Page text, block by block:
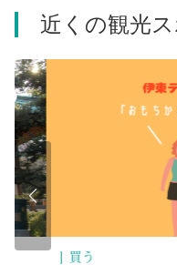
近くの観光ス
泊まる